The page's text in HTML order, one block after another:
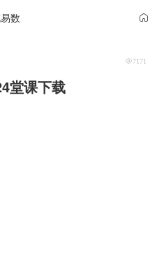
数
7171
堂课下载